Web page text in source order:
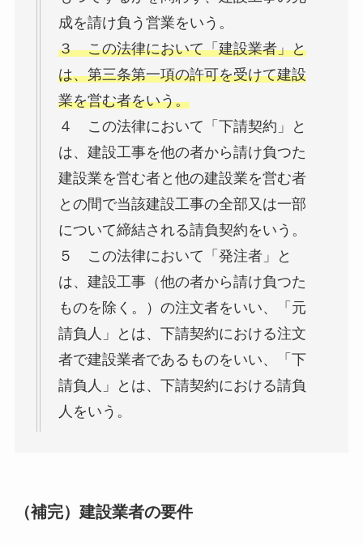
成を請け負う営業をいう。
３ この法律において「建設業者」と
は、第三条第一項の許可を受けて建設
業を営む者をいう。
４ この法律において「下請契約」と
は、建設工事を他の者から請け負つた
建設業を営む者と他の建設業を営む者
との間で当該建設工事の全部又は一部
について締結される請負契約をいう。
５ この法律において「発注者」と
は、建設工事（他の者から請け負つた
ものを除く。）の注文者をいい、「元
請負人」とは、下請契約における注文
者で建設業者であるものをいい、「下
請負人」とは、下請契約における請負
人をいう。
（補完）建設業者の要件